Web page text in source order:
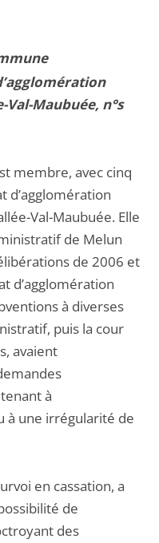
Maubuée, n°s
membre, avec cinq
d’agglomération
Val-Maubuée. Elle
de Melun
de 2006 et
d’agglomération
à diverses
puis la cour
avaient
à
à une irrégularité de
en cassation, a
de
des